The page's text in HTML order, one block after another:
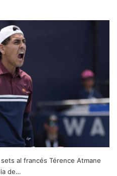
al francés Térence Atmane
de…